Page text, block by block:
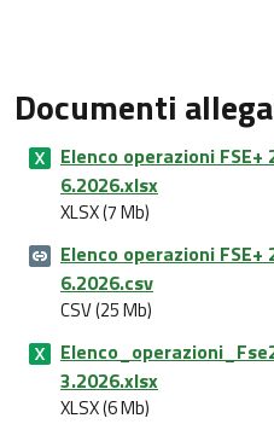
Documenti
Elenco operazioni
6.2026.xlsx
XLSX (7 Mb)
Elenco operazioni
6.2026.csv
CSV (25 Mb)
3.2026.xlsx
XLSX (6 Mb)